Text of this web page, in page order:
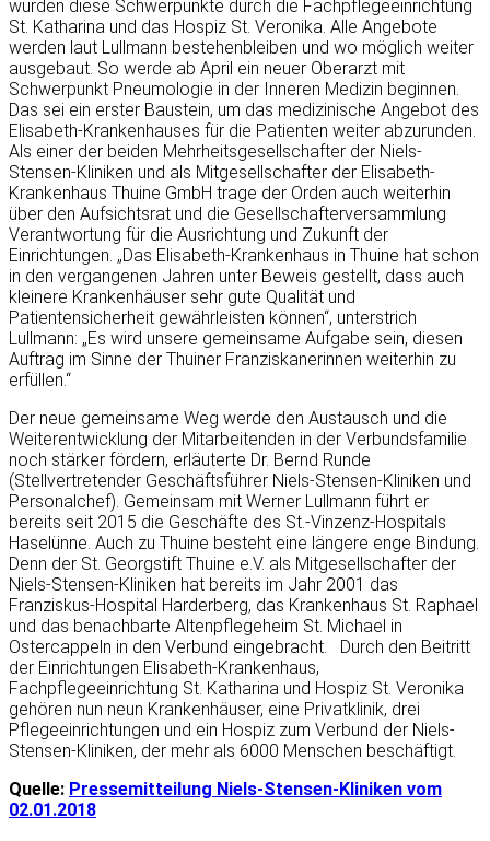
würden diese Schwerpunkte durch die Fachpflegeeinrichtung
St. Katharina und das Hospiz St. Veronika. Alle Angebote
werden laut Lullmann bestehenbleiben und wo möglich weiter
ausgebaut. So werde ab April ein neuer Oberarzt mit
Schwerpunkt Pneumologie in der Inneren Medizin beginnen.
Das sei ein erster Baustein, um das medizinische Angebot des
Elisabeth-Krankenhauses für die Patienten weiter abzurunden.
Als einer der beiden Mehrheitsgesellschafter der Niels-
Stensen-Kliniken und als Mitgesellschafter der Elisabeth-
Krankenhaus Thuine GmbH trage der Orden auch weiterhin
über den Aufsichtsrat und die Gesellschafterversammlung
Verantwortung für die Ausrichtung und Zukunft der
Einrichtungen. „Das Elisabeth-Krankenhaus in Thuine hat schon
in den vergangenen Jahren unter Beweis gestellt, dass auch
kleinere Krankenhäuser sehr gute Qualität und
Patientensicherheit gewährleisten können“, unterstrich
Lullmann: „Es wird unsere gemeinsame Aufgabe sein, diesen
Auftrag im Sinne der Thuiner Franziskanerinnen weiterhin zu
erfüllen.“
Der neue gemeinsame Weg werde den Austausch und die
Weiterentwicklung der Mitarbeitenden in der Verbundsfamilie
noch stärker fördern, erläuterte Dr. Bernd Runde
(Stellvertretender Geschäftsführer Niels-Stensen-Kliniken und
Personalchef). Gemeinsam mit Werner Lullmann führt er
bereits seit 2015 die Geschäfte des St.-Vinzenz-Hospitals
Haselünne. Auch zu Thuine besteht eine längere enge Bindung.
Denn der St. Georgstift Thuine e.V. als Mitgesellschafter der
Niels-Stensen-Kliniken hat bereits im Jahr 2001 das
Franziskus-Hospital Harderberg, das Krankenhaus St. Raphael
und das benachbarte Altenpflegeheim St. Michael in
Ostercappeln in den Verbund eingebracht. Durch den Beitritt
der Einrichtungen Elisabeth-Krankenhaus,
Fachpflegeeinrichtung St. Katharina und Hospiz St. Veronika
gehören nun neun Krankenhäuser, eine Privatklinik, drei
Pflegeeinrichtungen und ein Hospiz zum Verbund der Niels-
Stensen-Kliniken, der mehr als 6000 Menschen beschäftigt.
Quelle: Pressemitteilung Niels-Stensen-Kliniken vom
02.01.2018